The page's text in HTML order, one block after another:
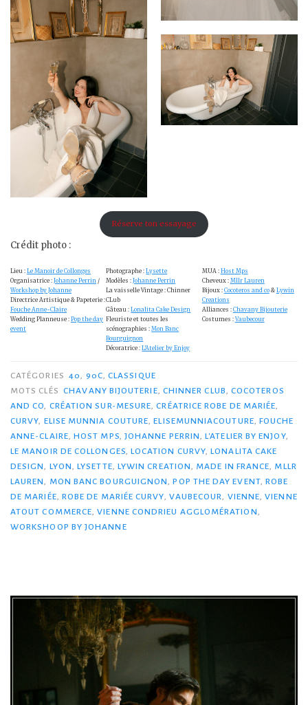
Réserve ton essayage
Crédit photo :
Lieu : Le Manoir de Collonges
Organisatrice : Johanne Perrin /
Workshop by Johanne
Directrice Artistique & Papeterie :
Fouche Anne-Claire
Wedding Planneuse : Pop the day
event
Photographe :Lysette
Modèles :Johanne Perrin
La vaisselle Vintage : Chinner
CLub
Gâteau :Lonalita Cake Design
Fleuriste et toutes les
scénographies :Mon Banc
Bourguignon
Décoratrice :L’Atelier by Enjoy
MUA : Host Mps
Cheveux : Mllr Lauren
Bijoux : Cocoteros and co& Lywin
Creations
Alliances : Chavany Bijouterie
Costumes : Vaubecour
CATÉGORIES 40, 90C,CLASSIQUE
MOTS CLÉS CHAVANY BIJOUTERIE, CHINNER CLUB, COCOTEROS
AND CO, CRÉATION SUR-MESURE,CRÉATRICE ROBE DE MARIÉE,
CURVY, ELISE MUNNIA COUTURE,ELISEMUNNIACOUTURE, FOUCHE
ANNE-CLAIRE,HOST MPS, JOHANNE PERRIN,L'ATELIER BY ENJOY,
LE MANOIR DE COLLONGES, LOCATION CURVY,LONALITA CAKE
DESIGN, LYON,LYSETTE, LYWIN CREATION, MADE IN FRANCE, MLLR
LAUREN, MON BANC BOURGUIGNON,POP THE DAY EVENT, ROBE
DE MARIÉE, ROBE DE MARIÉE CURVY, VAUBECOUR, VIENNE,VIENNE
ATOUT COMMERCE,VIENNE CONDRIEU AGGLOMÉRATION,
WORKSHOOP BY JOHANNE